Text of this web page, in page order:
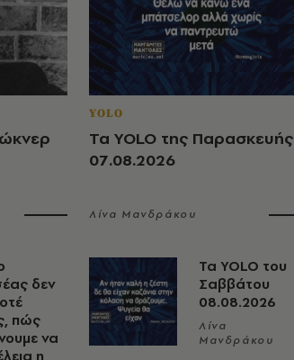
δεν
πώς
να
η
YOLO
Τα YOLO της Παρασκευής
07.08.2026
Λίνα Μανδράκου
Τα YOLO του
Σαββάτου
08.08.2026
Λίνα
Μανδράκου